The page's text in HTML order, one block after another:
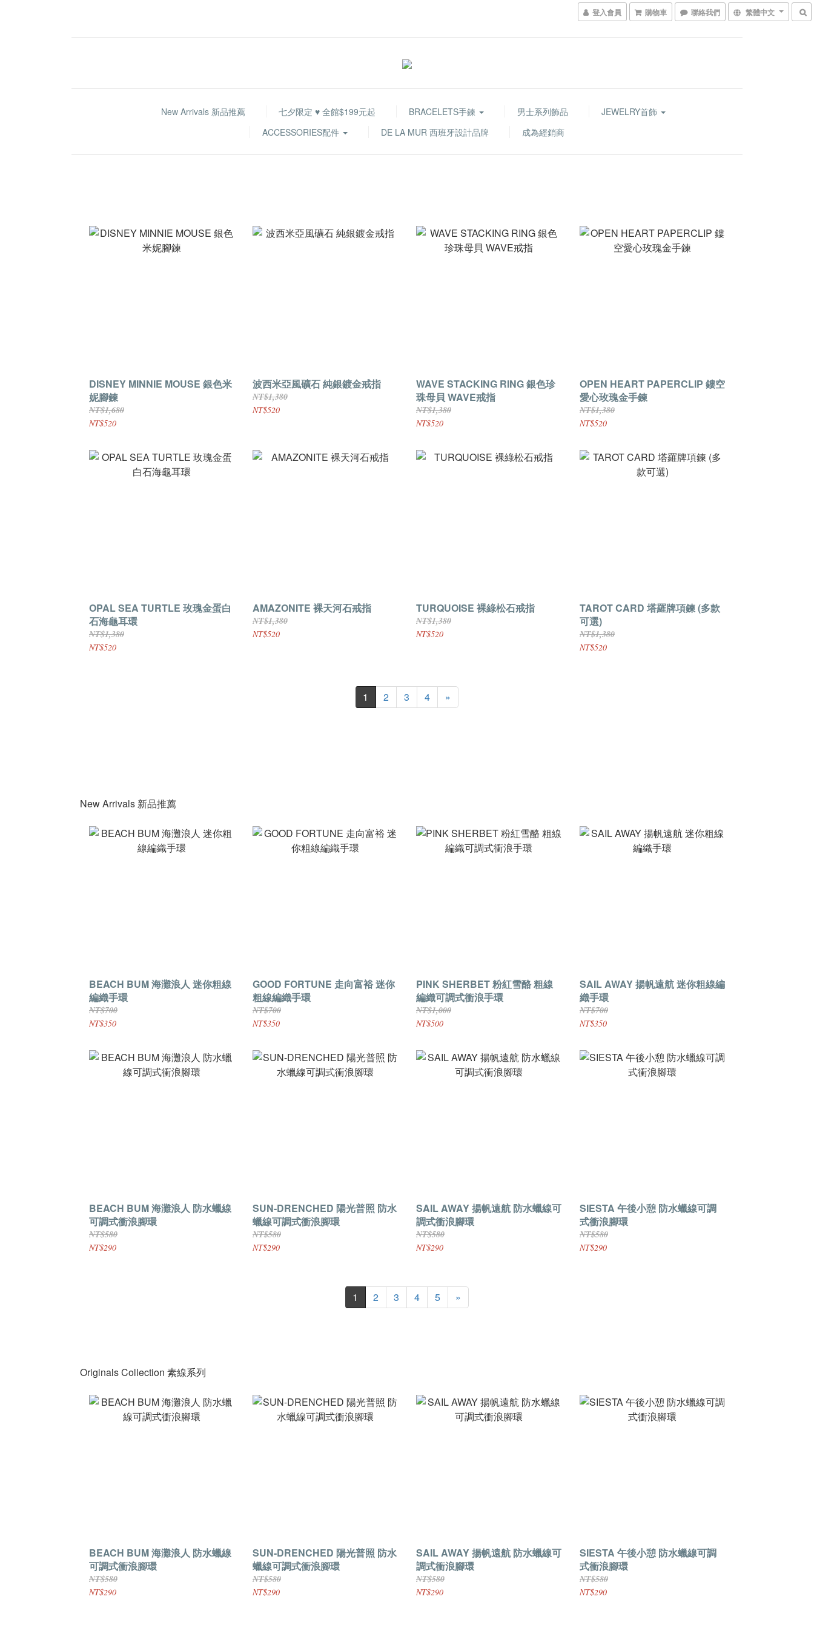
登入會員 購物車 聯絡我們 繁體中文
New Arrivals 新品推薦 七夕限定 ♥ 全館$199元起 BRACELETS手鍊 男士系列飾品
JEWELRY首飾
ACCESSORIES配件
DE LA MUR 西班牙設計品牌 成為經銷商
DISNEY MINNIE MOUSE 銀色米
妮腳鍊
NT$1,680
NT$520
波西米亞風礦石 純銀鍍金戒指
NT$1,380
NT$520
WAVE STACKING RING 銀色珍
珠母貝 WAVE戒指
NT$1,380
NT$520
OPEN HEART PAPERCLIP 鏤空
愛心玫瑰金手鍊
NT$1,380
NT$520
OPAL SEA TURTLE 玫瑰金蛋白
石海龜耳環
NT$1,380
NT$520
AMAZONITE 裸天河石戒指
NT$1,380
NT$520
TURQUOISE 裸綠松石戒指
NT$1,380
NT$520
TAROT CARD 塔羅牌項鍊 (多款
可選)
NT$1,380
NT$520
1 2 3 4 »
New Arrivals 新品推薦
BEACH BUM 海灘浪人 迷你粗線
編織手環
NT$700
NT$350
GOOD FORTUNE 走向富裕 迷你
粗線編織手環
NT$700
NT$350
PINK SHERBET 粉紅雪酪 粗線
編織可調式衝浪手環
NT$1,000
NT$500
SAIL AWAY 揚帆遠航 迷你粗線編
織手環
NT$700
NT$350
BEACH BUM 海灘浪人 防水蠟線
可調式衝浪腳環
NT$580
NT$290
SUN-DRENCHED 陽光普照 防水
蠟線可調式衝浪腳環
NT$580
NT$290
SAIL AWAY 揚帆遠航 防水蠟線可
調式衝浪腳環
NT$580
NT$290
SIESTA 午後小憩 防水蠟線可調
式衝浪腳環
NT$580
NT$290
1 2 3 4 5 »
Originals Collection 素線系列
BEACH BUM 海灘浪人 防水蠟線
可調式衝浪腳環
NT$580
NT$290
SUN-DRENCHED 陽光普照 防水
蠟線可調式衝浪腳環
NT$580
NT$290
SAIL AWAY 揚帆遠航 防水蠟線可
調式衝浪腳環
NT$580
NT$290
SIESTA 午後小憩 防水蠟線可調
式衝浪腳環
NT$580
NT$290